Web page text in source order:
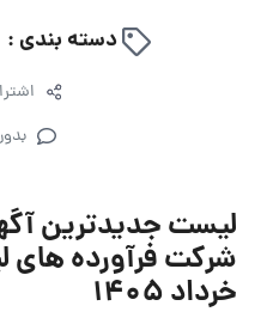
دسته بندی :
لیست جدیدترین
خرداد ۱۴۰۵